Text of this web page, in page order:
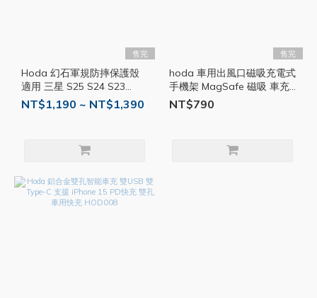
售完
Hoda 幻石軍規防摔保護殼
適用 三星 S25 S24 S23
Ultra MagSafe 手機殼 防摔
殼 磁吸殼 HOD003
NT$1,190 ~ NT$1,390
售完
hoda 車用出風口磁吸充電式
手機架 MagSafe 磁吸 車充
車用支架 手機支架 導航架
手機座 支架 HOD031
NT$790